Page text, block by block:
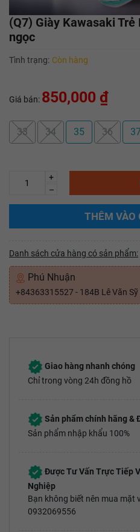
(Q7) Giày Kawasaki Trẻ
ngọc
Tình trạng: Còn hàng
Giá bán: 850,000 ₫
33 34 35 36
+
–
THÊM VÀO
Danh sách cửa hàng có sản phẩm:
Phú Nhuận
+84363315527 - 184B Lê Văn
Giao hàng nhanh chóng
Chỉ trong vòng 24h đồng hồ
Sản phẩm chính hãng &
Sản phẩm nhập khẩu 100%
Được Tư Vấn Trực Tiếp
Nghiệp
Bạn không biết nên mua mặt
0932069556